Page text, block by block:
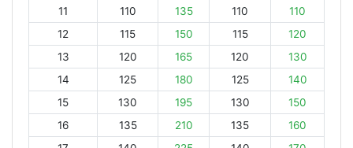
11
110 135 110
110
12
115 150 115
120
13
120 165 120
130
14
125 180 125
140
15
130 195 130
150
16
135 210 135
160